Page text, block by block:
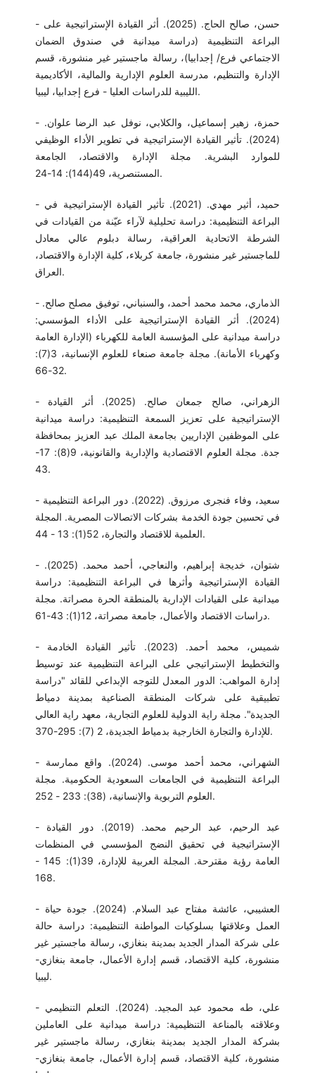
- حسن، صالح الحاج. (2025). أثر القيادة الإستراتيجية على
البراعة التنظيمية (دراسة ميدانية في صندوق الضمان
الاجتماعي فرع/ إجدابيا)، رسالة ماجستير غير منشورة، قسم
الإدارة والتنظيم، مدرسة العلوم الإدارية والمالية، الأكاديمية
الليبية للدراسات العليا - فرع إجدابيا، ليبيا.
- حمزة، زهير إسماعيل، والكلابي، نوفل عبد الرضا علوان.
(2024). تأثير القيادة الإستراتيجية في تطوير الأداء الوظيفي
للموارد البشرية. مجلة الإدارة والاقتصاد، الجامعة
المستنصرية، 49(144): 14-24.
- حميد، أثير مهدي. (2021). تأثير القيادة الإستراتيجية في
البراعة التنظيمية: دراسة تحليلية لآراء عيّنة من القيادات في
الشرطة الاتحادية العراقية، رسالة دبلوم عالي معادل
للماجستير غير منشورة، جامعة كربلاء، كلية الإدارة والاقتصاد،
العراق.
- الذماري، محمد محمد أحمد، والسنباني، توفيق مصلح صالح.
(2024). أثر القيادة الإستراتيجية على الأداء المؤسسي:
دراسة ميدانية على المؤسسة العامة للكهرباء (الإدارة العامة
وكهرباء الأمانة). مجلة جامعة صنعاء للعلوم الإنسانية، 3(7):
32-66.
- الزهراني، صالح جمعان صالح. (2025). أثر القيادة
الإستراتيجية على تعزيز السمعة التنظيمية: دراسة ميدانية
على الموظفين الإداريين بجامعة الملك عبد العزيز بمحافظة
جدة. مجلة العلوم الاقتصادية والإدارية والقانونية، 9(8): 17-
43.
- سعيد، وفاء فنجرى مرزوق. (2022). دور البراعة التنظيمية
في تحسين جودة الخدمة بشركات الاتصالات المصرية. المجلة
العلمية للاقتصاد والتجارة، 52(1): 13 - 44.
- شتوان، خديجة إبراهيم، والنعاجي، أحمد محمد. (2025).
القيادة الإستراتيجية وأثرها في البراعة التنظيمية: دراسة
ميدانية على القيادات الإدارية بالمنطقة الحرة مصراتة. مجلة
دراسات الاقتصاد والأعمال، جامعة مصراتة، 12(1): 43-61.
- شميس، محمد أحمد. (2023). تأثير القيادة الخادمة
والتخطيط الإستراتيجي على البراعة التنظيمية عند توسيط
إدارة المواهب: الدور المعدل للتوجه الإبداعي للقائد "دراسة
تطبيقية على شركات المنطقة الصناعية بمدينة دمياط
الجديدة". مجلة راية الدولية للعلوم التجارية، معهد راية العالي
للإدارة والتجارة الخارجية بدمياط الجديدة، 2 (7): 295-370.
- الشهراني، محمد أحمد موسى. (2024). واقع ممارسة
البراعة التنظيمية في الجامعات السعودية الحكومية. مجلة
العلوم التربوية والإنسانية، (38): 233 - 252.
- عبد الرحيم، عبد الرحيم محمد. (2019). دور القيادة
الإستراتيجية في تحقيق النضج المؤسسي في المنظمات
العامة رؤية مقترحة. المجلة العربية للإدارة، 39(1): 145 -
168.
- العشيبي، عائشة مفتاح عبد السلام. (2024). جودة حياة
العمل وعلاقتها بسلوكيات المواطنة التنظيمية: دراسة حالة
على شركة المدار الجديد بمدينة بنغازي، رسالة ماجستير غير
منشورة، كلية الاقتصاد، قسم إدارة الأعمال، جامعة بنغازي-
ليبيا.
- علي، طه محمود عبد المجيد. (2024). التعلم التنظيمي
وعلاقته بالمناعة التنظيمية: دراسة ميدانية على العاملين
بشركة المدار الجديد بمدينة بنغازي، رسالة ماجستير غير
منشورة، كلية الاقتصاد، قسم إدارة الأعمال، جامعة بنغازي-